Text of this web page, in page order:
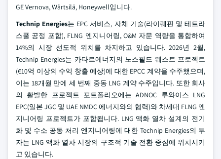
GE Vernova, Wärtsilä, Honeywell입니다.
Technip Energies는 EPC 서비스, 자체 기술(라이퀘핀 및 테트라
스풀 공정 포함), FLNG 엔지니어링, O&M 자문 역량을 통합하여
14%의 시장 선도적 위치를 차지하고 있습니다. 2026년 2월,
Technip Energies는 카타르에너지의 노스필드 웨스트 프로젝트
(€10억 이상의 수익 창출 예상)에 대한 EPCC 계약을 수주했으며,
이는 18개월 만에 세 번째 중동 LNG 계약 수주입니다. 또한 회사
의 활발한 프로젝트 포트폴리오에는 ADNOC 루와이스 LNG
EPC(일본 JGC 및 UAE NMDC 에너지와의 협력)와 차세대 FLNG 엔
지니어링 프로젝트가 포함됩니다. LNG 액화 열차 설계의 전기
화 및 수소 공동 처리 엔지니어링에 대한 Technip Energies의 투
자는 LNG 액화 열차 시장의 구조적 기술 전환 중심에 위치시키
고 있습니다.